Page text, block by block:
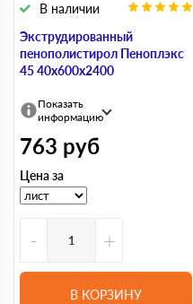
Экструдированный
пенополистирол Пеноплэкс
45 40х600х2400
В наличии
Показать
информацию
763 руб
Цена за
- +
В КОРЗИНУ